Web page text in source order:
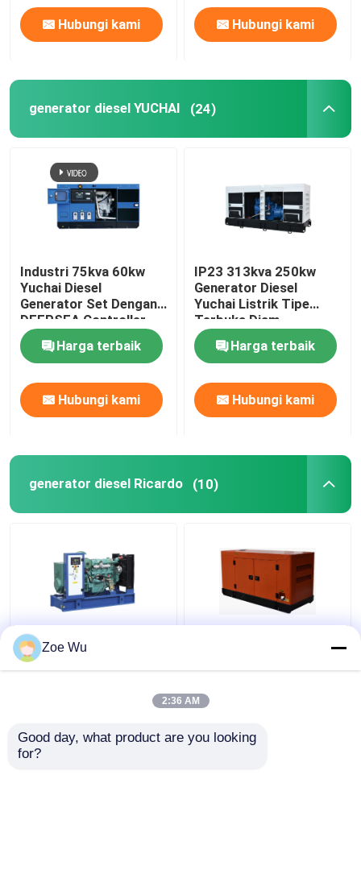
Hubungi kami Hubungi kami
generator diesel YUCHAI (24)
Industri 75kva 60kw
Yuchai Diesel
Generator Set Dengan
DEEPSEA Controller
Harga terbaik
Hubungi kami
IP23 313kva 250kw
Generator Diesel
Yuchai Listrik Tipe
Terbuka Diam
Harga terbaik
Hubungi kami
generator diesel Ricardo (10)
Generator Mesin
Ricardo 10KW-360KW
Rumah Stabilitas
Tinggi Diam
Zoe Wu
2:36 AM
Good day, what product are you looking
for?